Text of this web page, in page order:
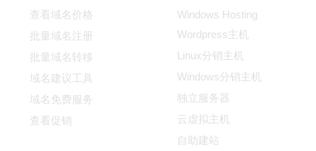
查看域名价格
批量域名注册
批量域名转移
域名建议工具
域名免费服务
查看促销
Windows Hosting
Wordpress主机
Linux分销主机
Windows分销主机
独立服务器
云虚拟主机
自助建站